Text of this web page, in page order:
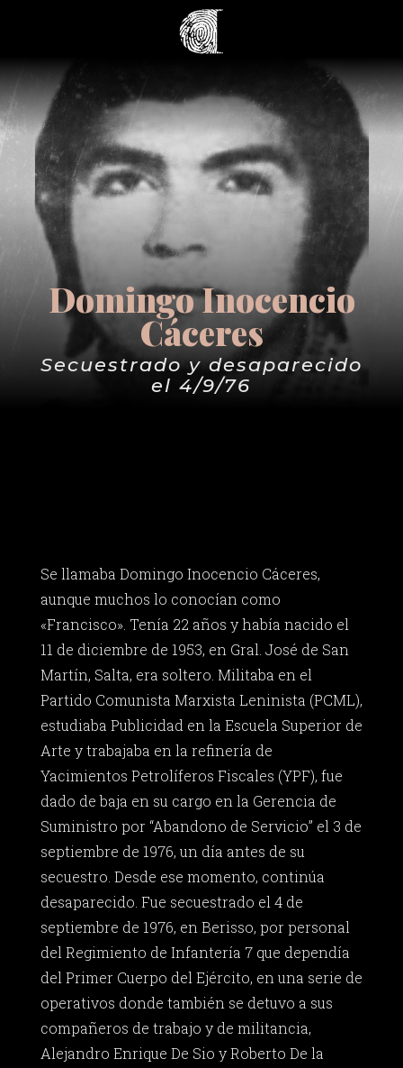
Domingo Inocencio
Cáceres
Secuestrado y desaparecido
el 4/9/76
Se llamaba Domingo Inocencio Cáceres,
aunque muchos lo conocían como
«Francisco». Tenía 22 años y había nacido el
11 de diciembre de 1953, en Gral. José de San
Martín, Salta, era soltero. Militaba en el
Partido Comunista Marxista Leninista (PCML),
estudiaba Publicidad en la Escuela Superior de
Arte y trabajaba en la refinería de
Yacimientos Petrolíferos Fiscales (YPF), fue
dado de baja en su cargo en la Gerencia de
Suministro por “Abandono de Servicio” el 3 de
septiembre de 1976, un día antes de su
secuestro. Desde ese momento, continúa
desaparecido. Fue secuestrado el 4 de
septiembre de 1976, en Berisso, por personal
del Regimiento de Infantería 7 que dependía
del Primer Cuerpo del Ejército, en una serie de
operativos donde también se detuvo a sus
compañeros de trabajo y de militancia,
Alejandro Enrique De Sio y Roberto De la